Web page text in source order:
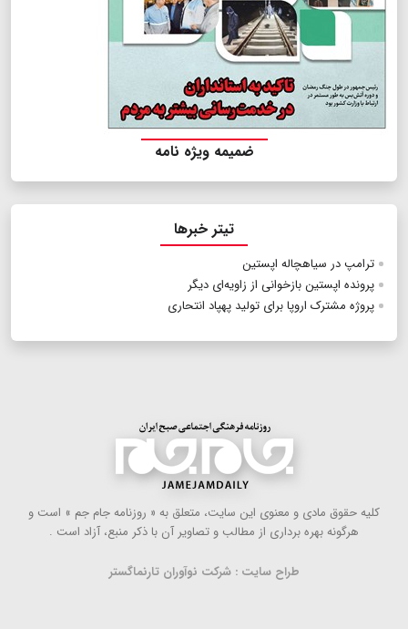
ضمیمه ویژه نامه
تیتر خبرها
ترامپ در سیاهچاله اپستین
پرونده اپستین بازخوانی از زاویه‌ای دیگر
پروژه مشترک اروپا برای تولید پهپاد انتحاری
كلیه حقوق مادی و معنوی این سایت، متعلق به « روزنامه جام جم » است و
هرگونه بهره ‌برداری از مطالب و تصاویر آن با ذكر منبع، آزاد است .
طراح سایت : شرکت نوآوران تارنماگستر